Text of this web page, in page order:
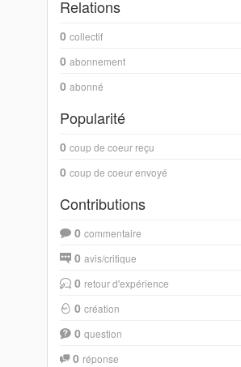
Relations
0 collectif
0 abonnement
0 abonné
Popularité
0 coup de coeur reçu
0 coup de coeur envoyé
Contributions
0 commentaire
0 avis/critique
0 retour d'expérience
0 création
0 question
0 réponse